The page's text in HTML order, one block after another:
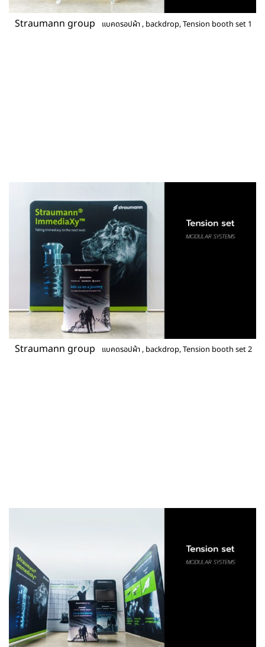
Straumann group แบคดรอปผ้า , backdrop, Tension booth set 1
Straumann group แบคดรอปผ้า , backdrop, Tension booth set 2